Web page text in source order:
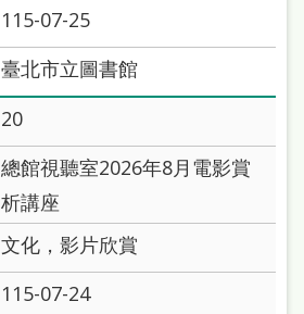
115-07-25
臺北市立圖書館
20
總館視聽室2026年8月電影賞
析講座
文化，影片欣賞
115-07-24